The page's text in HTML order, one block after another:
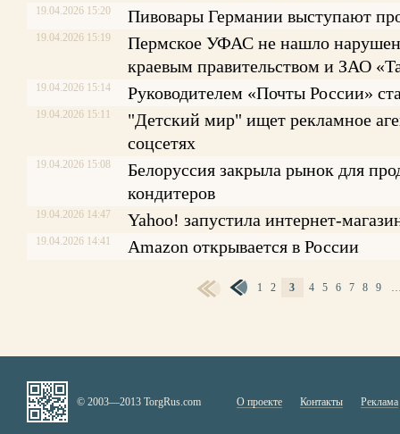
19.04.2026 15:20 Пивовары Германии выступают
19.04.2026 15:19
Пермское УФАС не нашло
краевым правительством и ЗАО
19.04.2026 15:14 Руководителем «Почты России»
19.04.2026 15:11
"Детский мир" ищет рекламное
соцсетях
19.04.2026 15:08
Белоруссия закрыла рынок для
кондитеров
19.04.2026 14:47 Yahoo! запустила интернет-
19.04.2026 14:41 Amazon открывается в России
1 2 3 4 5 6 7 8 9
© 2003—2013 TorgRus.com О проекте Контакты Реклама